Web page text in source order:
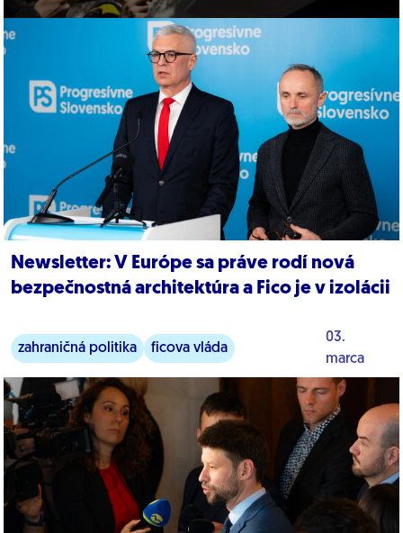
Newsletter: V Európe sa práve rodí nová
bezpečnostná architektúra a Fico je v izolácii
zahraničná politika
ficova vláda
ficova drahota
03.
marca